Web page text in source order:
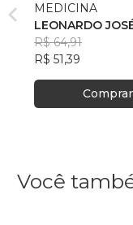
MEDICINA
LEONARDO
MARTINS
R$ 64,91
R$ 51,39
Comprar
Você